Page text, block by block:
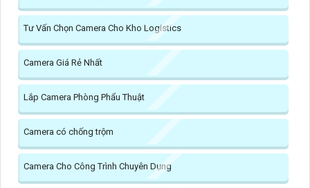
Tư Vấn Chọn Camera Cho Kho Logistics
Camera Giá Rẻ Nhất
Lắp Camera Phòng Phẩu Thuật
Camera có chống trộm
Camera Cho Công Trình Chuyên Dụng